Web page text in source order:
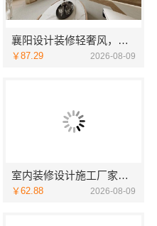
襄阳设计装修轻奢风，百年米莱空间美学装饰材料有限公司精致之选
￥87.29 2026-08-09
室内装修设计施工厂家江西圣匠新型环保材料有限公司
￥62.88 2026-08-09